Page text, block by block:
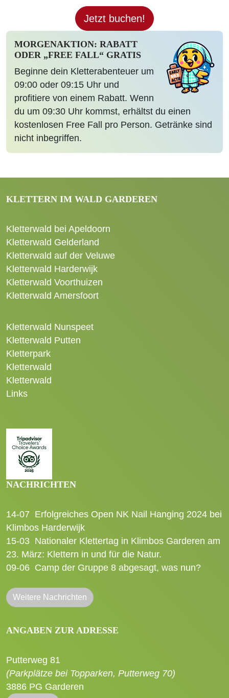
Jetzt buchen!
MORGENAKTION: RABATT
ODER „FREE FALL“ GRATIS
Beginne dein Kletterabenteuer um
09:00 oder 09:15 Uhr und
profitiere von einem Rabatt. Wenn
du um 09:30 Uhr kommst, erhältst du einen
kostenlosen Free Fall pro Person. Getränke sind
nicht inbegriffen.
KLETTERN IM WALD GARDEREN
Kletterwald bei Apeldoorn
Kletterwald Gelderland
Kletterwald auf der Veluwe
Kletterwald Harderwijk
Kletterwald Voorthuizen
Kletterwald Amersfoort
Kletterwald Nunspeet
Kletterwald Putten
Kletterpark
Kletterwald
Kletterwald
Links
NACHRICHTEN
14-07 Erfolgreiches Open NK Nail Hanging 2024 bei
Klimbos Harderwijk
15-03 Nationaler Klettertag in Klimbos Garderen am
23. März: Klettern in und für die Natur.
09-06 Camp der Gruppe 8 abgesagt, was nun?
Weitere Nachrichten
ANGABEN ZUR ADRESSE
Putterweg 81
(Parkplätze bei Topparken, Putterweg 70)
3886 PG Garderen